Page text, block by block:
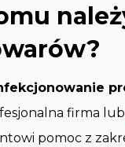
firma lub
pomoc z